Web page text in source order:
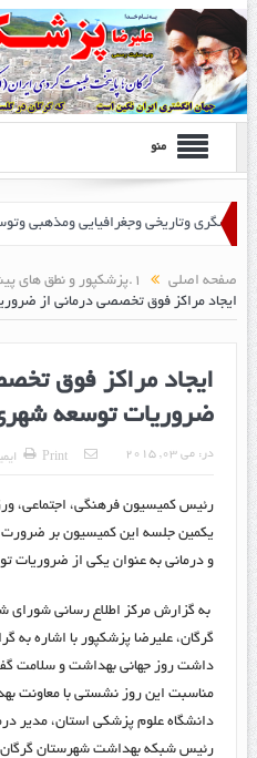
منو
صفحه اصلی
1.پزشکپور و نطق های پیش از دستور شورای شهر گرگان
ایجاد مراکز فوق تخصصی درمانی از
ایجاد مراکز فوق
ضروریات توسعه
در: می 03, 2015 Print
رئیس کمیسیون فرهنگی،
یکمین جلسه این کمیسیون بر
و درمانی به عنوان یکی از ضروریات
به گزارش مرکز اطلاع رسانی شورای
گرگان، علیرضا پزشکپور با اشاره به
داشت روز جهانی بهداشت و سلامت
مناسبت این روز نشستی با معاونت
دانشگاه علوم پزشکی استان، مدیر
رئیس شبکه بهداشت شهرستان